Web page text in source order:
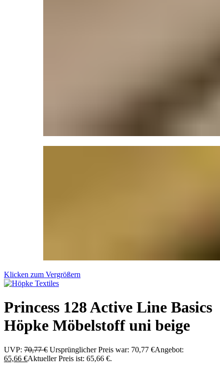
Klicken zum Vergrößern
Princess 128 Active Line Basics
Höpke Möbelstoff uni beige
UVP: 70,77€ Ursprünglicher Preis war: 70,77 €Angebot:
65,66 €Aktueller Preis ist: 65,66 €.